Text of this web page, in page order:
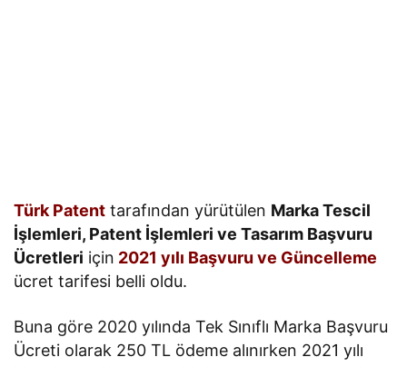
Türk Patent tarafından yürütülen Marka Tescil
İşlemleri, Patent İşlemleri ve Tasarım Başvuru
Ücretleri için 2021 yılı Başvuru ve Güncelleme
ücret tarifesi belli oldu.
Buna göre 2020 yılında Tek Sınıflı Marka Başvuru
Ücreti olarak 250 TL ödeme alınırken 2021 yılı